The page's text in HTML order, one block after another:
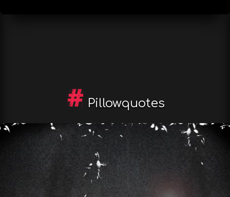
Pillowquotes